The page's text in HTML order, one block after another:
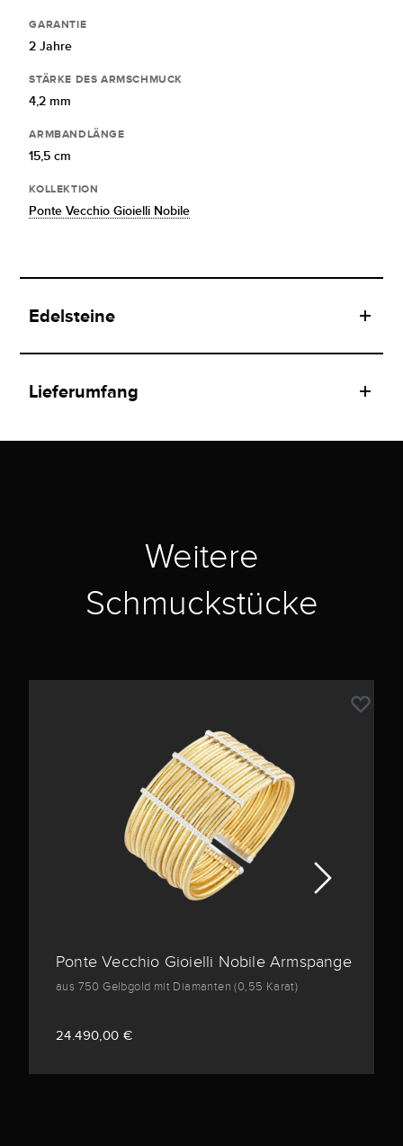
GARANTIE
2 Jahre
STÄRKE DES ARMSCHMUCK
4,2 mm
ARMBANDLÄNGE
15,5 cm
KOLLEKTION
Ponte Vecchio Gioielli Nobile
Edelsteine
Lieferumfang
Weitere
Schmuckstücke
Ponte Vecchio Gioielli Nobile Armspange
aus 750 Gelbgold mit Diamanten (0,55 Karat)
24.490,00 €